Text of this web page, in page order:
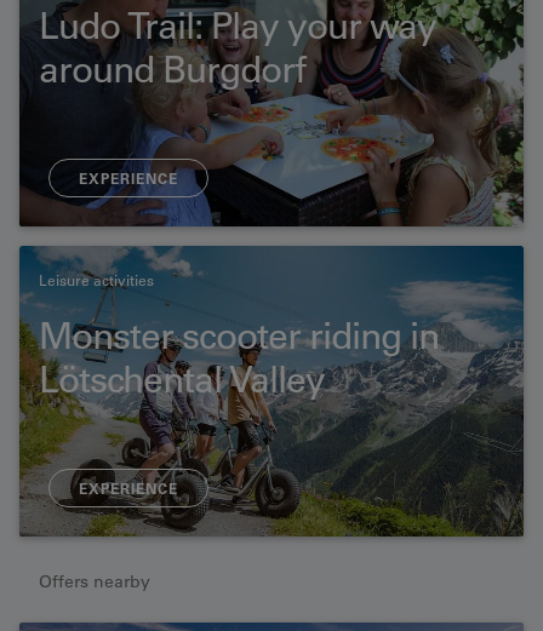
Ludo Trail: Play your way
around Burgdorf
EXPERIENCE
Leisure activities
Monster scooter riding in
Lötschental Valley
EXPERIENCE
Offers nearby